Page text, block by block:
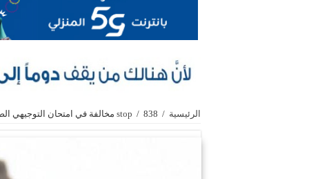
الرئيسية /
stop / 838 مخالفة في امتحان التوجيهي الصيفي و9 حالات حرمان لعامين